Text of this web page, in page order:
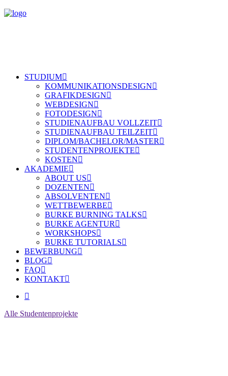
STUDIUM
KOMMUNIKATIONSDESIGN
GRAFIKDESIGN
WEBDESIGN
FOTODESIGN
STUDIENAUFBAU VOLLZEIT
STUDIENAUFBAU TEILZEIT
DIPLOM/BACHELOR/MASTER
STUDENTENPROJEKTE
KOSTEN
AKADEMIE
ABOUT US
DOZENTEN
ABSOLVENTEN
WETTBEWERBE
BURKE BURNING TALKS
BURKE AGENTUR
WORKSHOPS
BURKE TUTORIALS
BEWERBUNG
BLOG
FAQ
KONTAKT
Alle Studentenprojekte